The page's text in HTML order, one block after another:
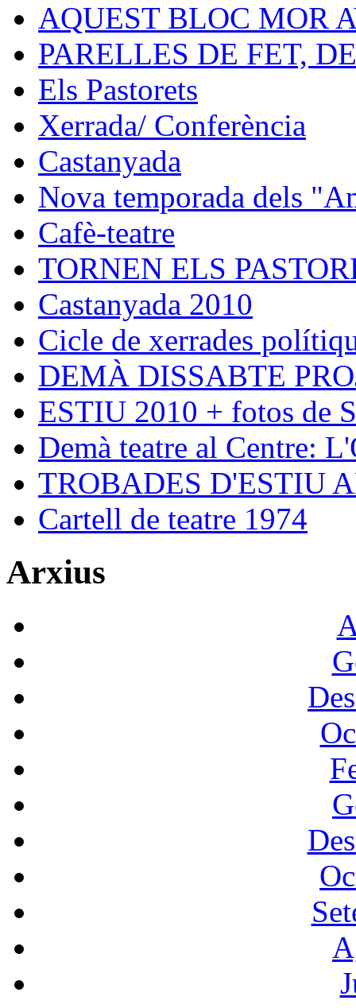
AQUEST BLOC MOR
PARELLES DE FET,
Els Pastorets
Xerrada/ Conferència
Castanyada
Nova temporada dels
Cafè-teatre
TORNEN ELS
Castanyada 2010
Cicle de xerrades
DEMÀ DISSABTE
ESTIU 2010 + fotos de
Demà teatre al Centre:
TROBADES D'ESTIU
Cartell de teatre 1974
Arxius